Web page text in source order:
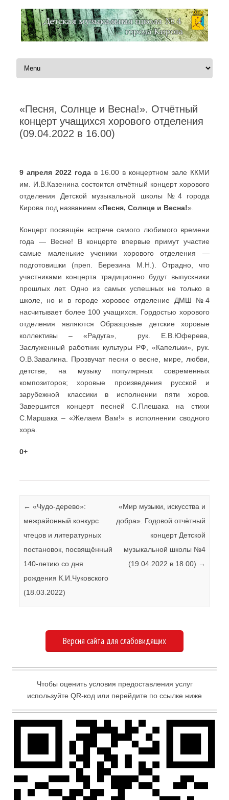
Перейти к содержимому
«Песня, Солнце и Весна!». Отчётный
концерт учащихся хорового отделения
(09.04.2022 в 16.00)
9 апреля 2022 года в 16.00 в концертном зале ККМИ
им. И.В.Казенина состоится отчётный концерт хорового
отделения Детской музыкальной школы №4 города
Кирова под названием «Песня, Солнце и Весна!».
Концерт посвящён встрече самого любимого времени
года — Весне! В концерте впервые примут участие
самые маленькие ученики хорового отделения —
подготовишки (преп. Березина М.Н.). Отрадно, что
участниками концерта традиционно будут выпускники
прошлых лет. Одно из самых успешных не только в
школе, но и в городе хоровое отделение ДМШ №4
насчитывает более 100 учащихся. Гордостью хорового
отделения являются Образцовые детские хоровые
коллективы – «Радуга», рук. Е.В.Юферева,
Заслуженный работник культуры РФ, «Капельки», рук.
О.В.Завалина. Прозвучат песни о весне, мире, любви,
детстве, на музыку популярных современных
композиторов; хоровые произведения русской и
зарубежной классики в исполнении пяти хоров.
Завершится концерт песней С.Плешака на стихи
С.Маршака – «Желаем Вам!» в исполнении сводного
хора.
0+
Навигация по записям
← «Чудо-дерево»:
межрайонный конкурс
чтецов и литературных
постановок, посвящённый
140-летию со дня
рождения К.И.Чуковского
(18.03.2022)
«Мир музыки, искусства и
добра». Годовой отчётный
концерт Детской
музыкальной школы №4
(19.04.2022 в 18.00) →
Версия сайта для слабовидящих
Чтобы оценить условия предоставления услуг
используйте QR-код или перейдите по ссылке ниже